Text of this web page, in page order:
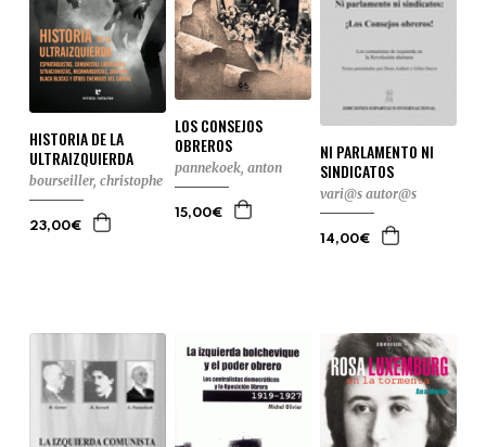
HISTORIA DE LA
ULTRAIZQUIERDA
bourseiller, christophe
23,00€
LOS CONSEJOS
OBREROS
pannekoek, anton
15,00€
NI PARLAMENTO NI
SINDICATOS
vari@s autor@s
14,00€